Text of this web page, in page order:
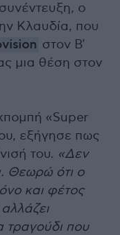
ο
Κλαυδία, που
στον Β'
μια θέση στον
«Super
εξήγησε πως
του. «Δεν
Θεωρώ ότι ο
και φέτος
τραγούδι που